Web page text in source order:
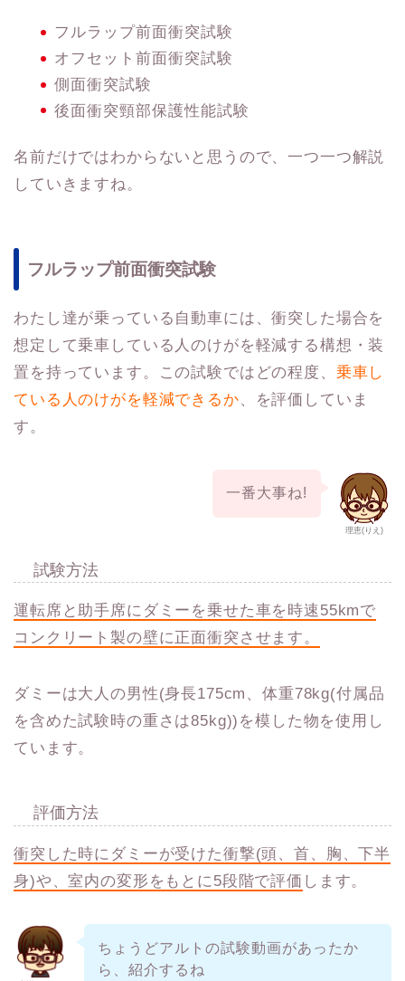
フルラップ前面衝突試験
オフセット前面衝突試験
側面衝突試験
後面衝突頸部保護性能試験
名前だけではわからないと思うので、一つ一つ解説
していきますね。
フルラップ前面衝突試験
わたし達が乗っている自動車には、衝突した場合を
想定して乗車している人のけがを軽減する構想・装
置を持っています。この試験ではどの程度、 乗車し
ている人のけがを軽減できるか 、を評価していま
す。
理恵(りえ)
一番大事ね!
試験方法
運転席と助手席にダミーを乗せた車を時速55kmで
コンクリート製の壁に正面衝突させます。
ダミーは大人の男性(身長175cm、体重78kg(付属品
を含めた試験時の重さは85kg))を模した物を使用し
ています。
評価方法
衝突した時にダミーが受けた衝撃(頭、首、胸、下半
身)や、室内の変形をもとに5段階で評価 します。
ちょうどアルトの試験動画があったか
ら、紹介するね